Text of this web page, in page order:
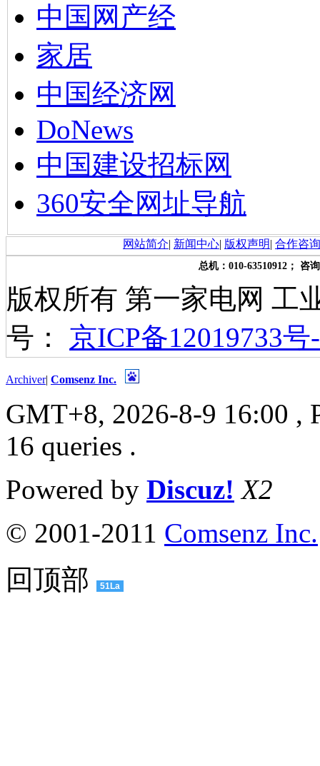
中国网产经
家居
中国经济网
DoNews
中国建设招标网
360安全网址导航
网站简介| 新闻中心| 版权声明| 合作咨询
总机：010-63510912； 咨
版权所有 第一家电网 工
号： 京ICP备12019733号
Archiver| Comsenz Inc.
GMT+8, 2026-8-9 16:00 ,
16 queries .
Powered by Discuz! X2
© 2001-2011 Comsenz Inc.
回顶部
51La